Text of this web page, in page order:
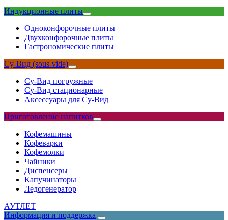
Индукционные плиты
Одноконфорочные плиты
Двухконфорочные плиты
Гастрономические плиты
Су-Вид (sous-vide)
Су-Вид погружные
Су-Вид стационарные
Аксессуары для Су-Вид
Приготовление напитков
Кофемашины
Кофеварки
Кофемолки
Чайники
Диспенсеры
Капучинаторы
Ледогенератор
АУТЛЕТ
Информация и поддержка